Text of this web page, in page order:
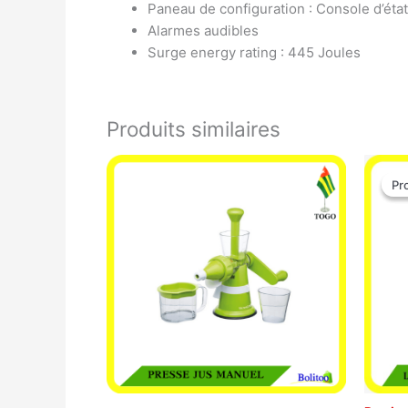
Paneau de configuration : Console
Alarmes audibles
Surge energy rating : 445 Joules
Produits similaires